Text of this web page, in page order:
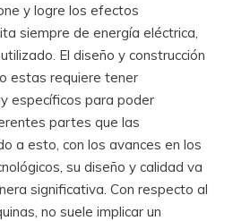
y logre los efectos
siempre de energía eléctrica,
El diseño y construcción
estas requiere tener
específicos para poder
partes que las
a esto, con los avances en los
su diseño y calidad va
significativa. Con respecto al
no suele implicar un